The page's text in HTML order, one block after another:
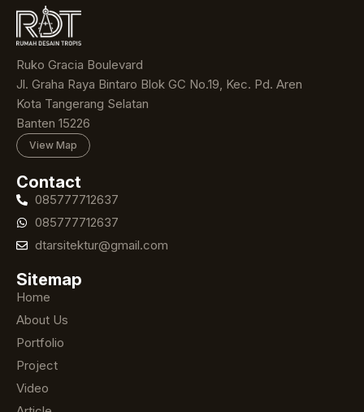
Ruko Gracia Boulevard
Jl. Graha Raya Bintaro Blok GC No.19, Kec. Pd. Aren
Kota Tangerang Selatan
Banten 15226
View Map
Contact
085777712637
085777712637
dtarsitektur@gmail.com
Sitemap
Home
About Us
Portfolio
Project
Video